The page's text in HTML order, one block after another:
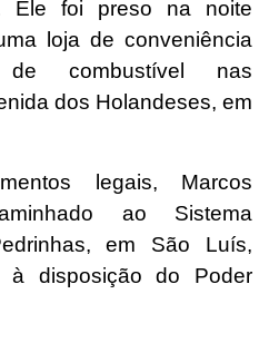
Ele foi preso na noite
loja de conveniência
combustível nas
dos Holandeses, em
legais, Marcos
ao Sistema
em São Luís,
à disposição do Poder